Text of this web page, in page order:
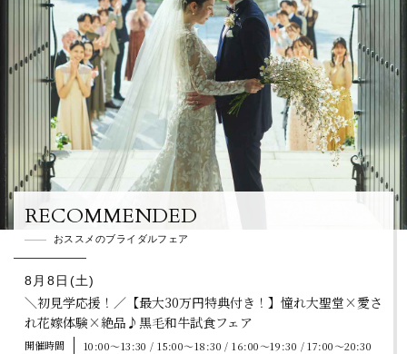
RECOMMENDED
おススメのブライダルフェア
8月8日(土)
＼初見学応援！／【最大30万円特典付き！】憧れ大聖堂×愛さ
れ花嫁体験×絶品♪黒毛和牛試食フェア
開催時間 10:00～13:30 / 15:00～18:30 / 16:00～19:30 / 17:00～20:30